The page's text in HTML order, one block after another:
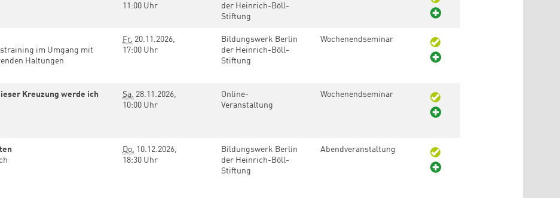
11:00 Uhr
der Heinrich-Böll-
Stiftung
im Umgang mit
Haltungen
Fr. 20.11.2026,
17:00 Uhr
Bildungswerk Berlin
der Heinrich-Böll-
Stiftung
Wochenendseminar
Kreuzung werde ich
Sa. 28.11.2026,
10:00 Uhr
Online-
Veranstaltung
Wochenendseminar
Do. 10.12.2026,
18:30 Uhr
Bildungswerk Berlin
der Heinrich-Böll-
Stiftung
Abendveranstaltung